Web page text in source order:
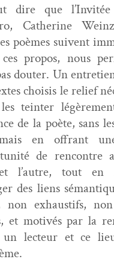
dire que
Cather­ine
poèmes suiv­ent
pro­pos, nous
douter. Un
choi­sis le relief
tein­ter
de la poète, sans
en offrant
de ren­con­tre
l’autre, tout en
des liens
non exhaus­tifs,
et motivés par la
un lecteur et ce